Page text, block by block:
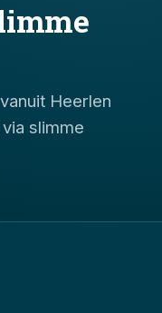
Heerlen
slimme